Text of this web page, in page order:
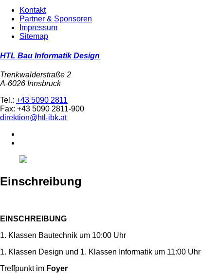
Kontakt
Partner & Sponsoren
Impressum
Sitemap
HTL Bau Informatik Design
Trenkwalderstraße 2
A-6026 Innsbruck
Tel.: +43 5090 2811
Fax: +43 5090 2811-900
direktion@htl-ibk.at
Einschreibung
EINSCHREIBUNG
1. Klassen Bautechnik um 10:00 Uhr
1. Klassen Design und 1. Klassen Informatik um 11:00 Uhr
Treffpunkt im Foyer